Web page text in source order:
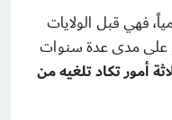
فهي قبل الولايات
على مدى عدة سنوات
أمور تكاد تلغيه من